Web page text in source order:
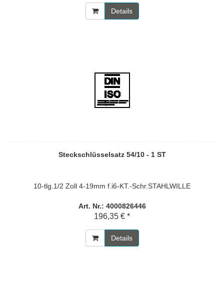
Details
Steckschlüsselsatz 54/10 - 1 ST
10-tlg.1/2 Zoll 4-19mm f.i6-KT.-Schr.STAHLWILLE
Art. Nr.: 4000826446
196,35 € *
Details